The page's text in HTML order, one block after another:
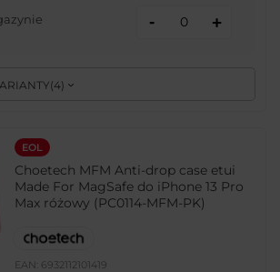
(4)
- +
EOL
Choetech MFM Anti-drop case etui
Made For MagSafe do iPhone 13 Pro
Max różowy (PC0114-MFM-PK)
EAN: 6932112101419